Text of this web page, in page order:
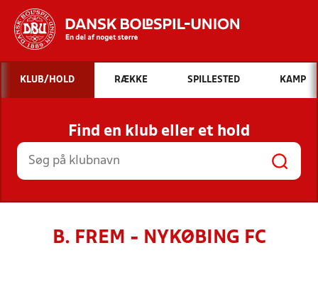
Hvad vil du søge efter?
INDHOLD OG NYHEDER
STILLINGER, RESULTATER, KLUBBER OG
HOLD
KLUB/HOLD RÆKKE SPILLESTED KAMP
Find en klub eller et hold
B. FREM - NYKØBING FC